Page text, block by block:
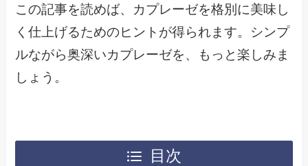
この記事を読めば、カプレーゼを格別に美味し
く仕上げるためのヒントが得られます。シンプ
ルながら奥深いカプレーゼを、もっと楽しみま
しょう。
目次